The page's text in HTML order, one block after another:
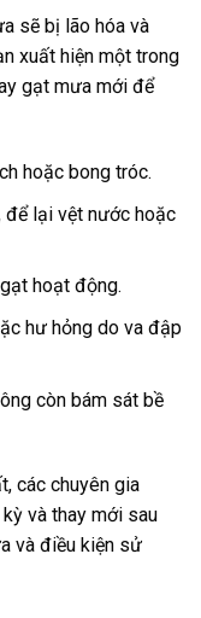
sẽ bị lão hóa và
xuất hiện một trong
gạt mưa mới để
hoặc bong tróc.
để lại vệt nước hoặc
hoạt động.
hư hỏng do va đập
còn bám sát bề
các chuyên gia
và thay mới sau
và điều kiện sử